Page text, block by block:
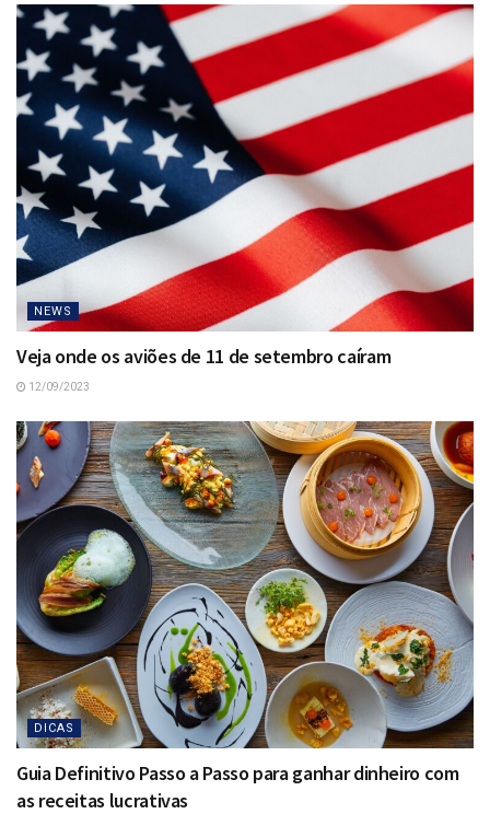
NEWS
Veja onde os aviões de 11 de setembro caíram
12/09/2023
DICAS
Guia Definitivo Passo a Passo para ganhar dinheiro com
as receitas lucrativas